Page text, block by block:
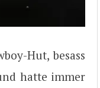
Hut, besass
hatte immer